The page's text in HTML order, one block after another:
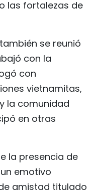
las fortalezas de
se reunió
con la
con
vietnamitas,
la comunidad
en otras
la presencia de
emotivo
amistad titulado